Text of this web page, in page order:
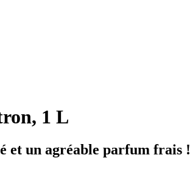
1 L
et un agréable parfum frais !